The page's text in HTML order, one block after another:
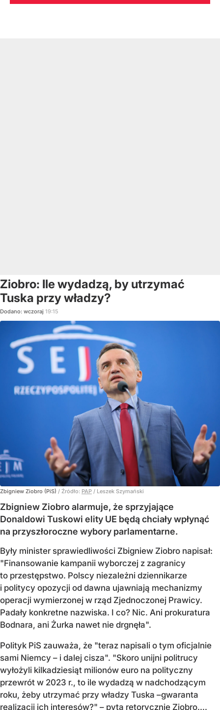
Ziobro: Ile wydadzą, by utrzymać
Tuska przy władzy?
Dodano: wczoraj 19:15
Zbigniew Ziobro (PiS) / Źródło: PAP / Leszek Szymański
Zbigniew Ziobro alarmuje, że sprzyjające
Donaldowi Tuskowi elity UE będą chciały wpłynąć
na przyszłoroczne wybory parlamentarne.
Były minister sprawiedliwości Zbigniew Ziobro napisał:
"Finansowanie kampanii wyborczej z zagranicy
to przestępstwo. Polscy niezależni dziennikarze
i politycy opozycji od dawna ujawniają mechanizmy
operacji wymierzonej w rząd Zjednoczonej Prawicy.
Padały konkretne nazwiska. I co? Nic. Ani prokuratura
Bodnara, ani Żurka nawet nie drgnęła".
Polityk PiS zauważa, że "teraz napisali o tym oficjalnie
sami Niemcy – i dalej cisza". "Skoro unijni politrucy
wyłożyli kilkadziesiąt milionów euro na polityczny
przewrót w 2023 r., to ile wydadzą w nadchodzącym
roku, żeby utrzymać przy władzy Tuska –gwaranta
realizacji ich interesów?" – pyta retorycznie Ziobro....